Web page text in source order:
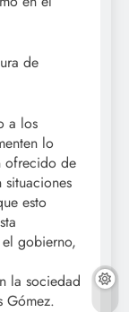
a los
lo
ofrecido de
esto
gobierno,
la sociedad
Gómez.